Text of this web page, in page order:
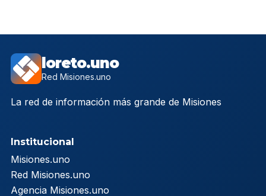
loreto.uno
Red Misiones.uno
La red de información más grande de Misiones
Institucional
Misiones.uno
Red Misiones.uno
Agencia Misiones.uno